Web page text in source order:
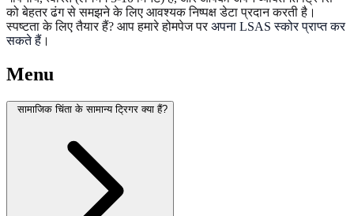
को बेहतर ढंग से समझने के लिए आवश्यक निष्पक्ष डेटा प्रदान करती है।
स्पष्टता के लिए तैयार हैं? आप हमारे होमपेज परअपना LSAS स्कोर प्राप्त कर
सकते हैं ।
Menu
सामाजिक चिंता के सामान्य ट्रिगर क्या हैं?